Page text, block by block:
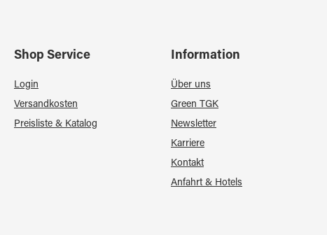
Shop Service
Login
Versandkosten
Preisliste & Katalog
Information
Über uns
Green TGK
Newsletter
Karriere
Kontakt
Anfahrt & Hotels